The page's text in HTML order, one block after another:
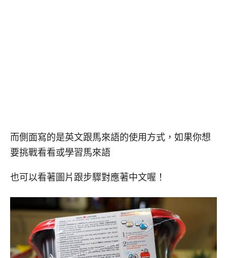
而側面寫的是英文跟馬來語的使用方式，如果你想
要挑戰看看或學習馬來語
也可以看著圖片跟步驟對應著中文喔！